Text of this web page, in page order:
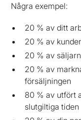
Några exempel:
20 % av ditt
20 % av
20 % av
20 % av
försäljningen
80 % av utfört
slutgiltiga tiden